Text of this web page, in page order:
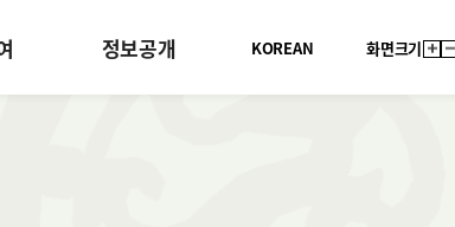
정보공개 KOREAN 화면크기